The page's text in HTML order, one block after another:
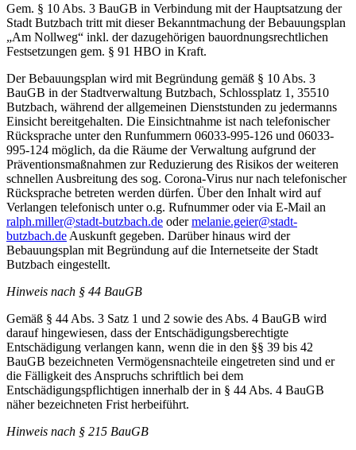
Gem. § 10 Abs. 3 BauGB in Verbindung mit der Hauptsatzung der
Stadt Butzbach tritt mit dieser Bekanntmachung der Bebauungsplan
„Am Nollweg“ inkl. der dazugehörigen bauordnungsrechtlichen
Festsetzungen gem. § 91 HBO in Kraft.
Der Bebauungsplan wird mit Begründung gemäß § 10 Abs. 3
BauGB in der Stadtverwaltung Butzbach, Schlossplatz 1, 35510
Butzbach, während der allgemeinen Dienststunden zu jedermanns
Einsicht bereitgehalten. Die Einsichtnahme ist nach telefonischer
Rücksprache unter den Runfummern 06033-995-126 und 06033-
995-124 möglich, da die Räume der Verwaltung aufgrund der
Präventionsmaßnahmen zur Reduzierung des Risikos der weiteren
schnellen Ausbreitung des sog. Corona-Virus nur nach telefonischer
Rücksprache betreten werden dürfen. Über den Inhalt wird auf
Verlangen telefonisch unter o.g. Rufnummer oder via E-Mail an
ralph.miller@stadt-butzbach.de odermelanie.geier@stadt-
butzbach.de Auskunft gegeben. Darüber hinaus wird der
Bebauungsplan mit Begründung auf die Internetseite der Stadt
Butzbach eingestellt.
Hinweis nach § 44 BauGB
Gemäß § 44 Abs. 3 Satz 1 und 2 sowie des Abs. 4 BauGB wird
darauf hingewiesen, dass der Entschädigungsberechtigte
Entschädigung verlangen kann, wenn die in den §§ 39 bis 42
BauGB bezeichneten Vermögensnachteile eingetreten sind und er
die Fälligkeit des Anspruchs schriftlich bei dem
Entschädigungspflichtigen innerhalb der in § 44 Abs. 4 BauGB
näher bezeichneten Frist herbeiführt.
Hinweis nach § 215 BauGB